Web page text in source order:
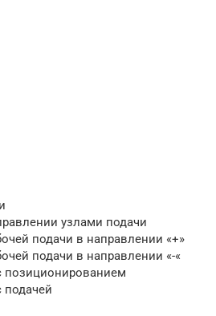
узлами подачи
подачи в направлении «+»
подачи в направлении «-«
позиционированием
подачей